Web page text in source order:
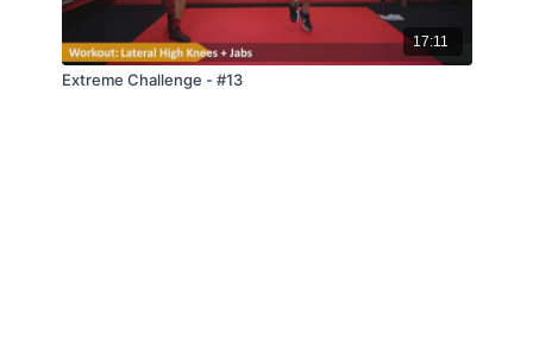
17:11
Extreme Challenge - #13